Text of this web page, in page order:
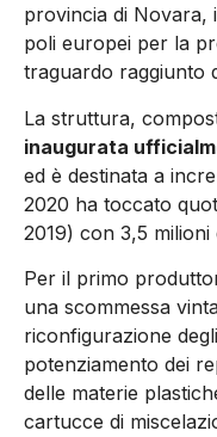
provincia di Novara,
poli europei per la
traguardo raggiunto
La struttura,
inaugurata
ed è destinata a
2020 ha toccato
2019) con 3,5
Per il primo
una scommessa
riconfigurazione
potenziamento dei
delle materie
cartucce di